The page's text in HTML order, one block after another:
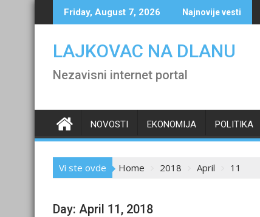
to
Friday, August 7, 2026 Najnovije vesti
LAJKOVAC NA DLANU
Nezavisni internet portal
NOVOSTI EKONOMIJA POLITIKA
Vi ste ovde Home 2018 April 11
Day: April 11, 2018